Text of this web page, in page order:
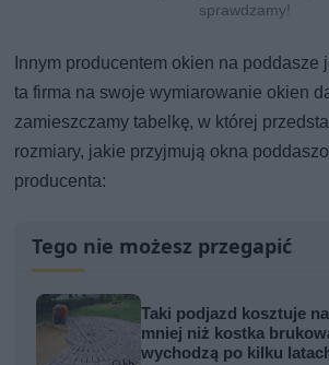
sprawdzamy!
Innym producentem okien na poddasze
ta firma na swoje wymiarowanie okien
zamieszczamy tabelkę, w której
rozmiary, jakie przyjmują okna
producenta:
Tego nie możesz przegapić
Taki podjazd kosztuje
mniej niż kostka
wychodzą po kilku